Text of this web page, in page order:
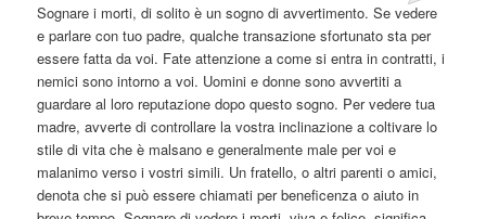
Sognare i morti, di solito è un sogno di avvertimento. Se vedere
e parlare con tuo padre, qualche transazione sfortunato sta per
essere fattada voi. Fate attenzione a come si entra in contratti, i
nemici sono intorno a voi. Uomini e donne sono avvertiti a
guardare al loro reputazione dopo questo sogno. Per vedere tua
madre, avverte di controllare la vostra inclinazione a coltivare lo
stile di vita che è malsano e generalmente male per voi e
malanimo verso i vostri simili. Un fratello, o altri parenti o amici,
denota che si puòessere chiamati per beneficenza o aiuto in